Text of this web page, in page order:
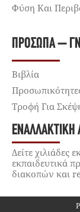
Φύση Και
ΠΡΌΣΩΠΑ –
Βιβλία
Τροφή Για
ΕΝΑΛΛΑΚΤΙΚΉ
Δείτε χιλιάδες
εκπαιδευτικά
διακοπών και